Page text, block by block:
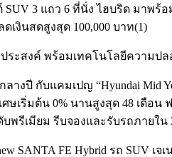
นต์ SUV 3 แถว 6 ที่นั่ง ไฮบริด
เงินสดสูงสุด 100,000 บาท(1)
กประสงค์ พร้อมเทคโนโลยีควา
ลางปี กับแคมเปญ “Hyundai
เศษเริ่มต้น 0% นานสูงสุด 48
พรีเมียม รีบจองและรับรถภายใน
SANTA FE Hybrid รถ SUV